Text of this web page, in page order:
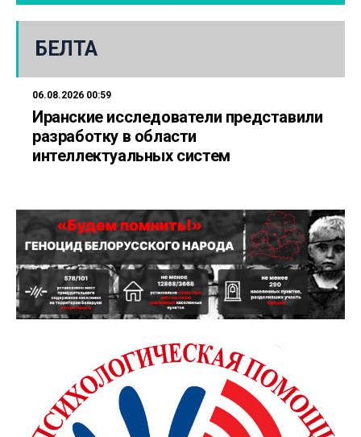
БЕЛТА
06.08.2026 00:59
Иранские исследователи представили
разработку в области
интеллектуальных систем